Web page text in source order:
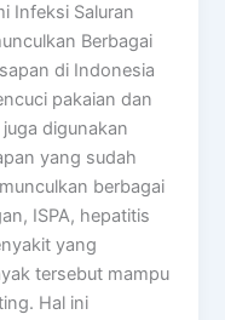
Infeksi Saluran
Berbagai
di Indonesia
pakaian dan
digunakan
yang sudah
berbagai
ISPA, hepatitis
yang
tersebut mampu
Hal ini